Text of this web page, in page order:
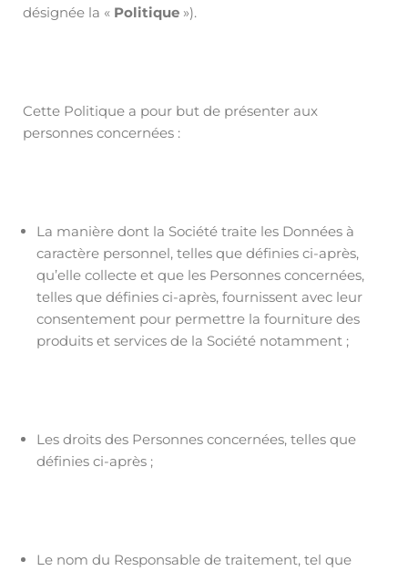
désignée la « Politique »).
Cette Politique a pour but de présenter aux
personnes concernées :
La manière dont la Société traite les Données à
caractère personnel, telles que définies ci-après,
qu’elle collecte et que les Personnes concernées,
telles que définies ci-après, fournissent avec leur
consentement pour permettre la fourniture des
produits et services de la Société notamment ;
Les droits des Personnes concernées, telles que
définies ci-après ;
Le nom du Responsable de traitement, tel que